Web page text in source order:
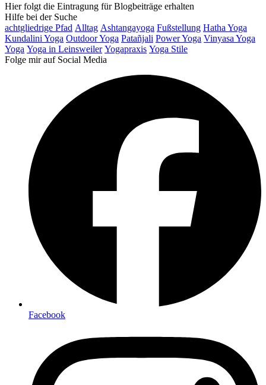
Hier folgt die Eintragung für Blogbeiträge erhalten
Hilfe bei der Suche
achtgliedrige Pfad Alltag Ashtangayoga Fußstellung Hatha Yoga
Kundalini Yoga Outdoor Yoga Patañjali Power Yoga Vinyasa Yoga
Yoga Yoga in Leinsweiler Yogapraxis Yoga Stile
Folge mir auf Social Media
Facebook